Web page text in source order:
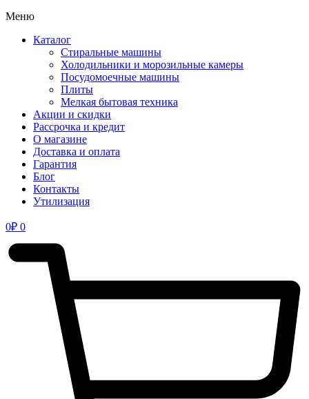
Меню
Каталог
Стиральные машины
Холодильники и морозильные камеры
Посудомоечные машины
Плиты
Мелкая бытовая техника
Акции и скидки
Рассрочка и кредит
О магазине
Доставка и оплата
Гарантия
Блог
Контакты
Утилизация
0₽ 0